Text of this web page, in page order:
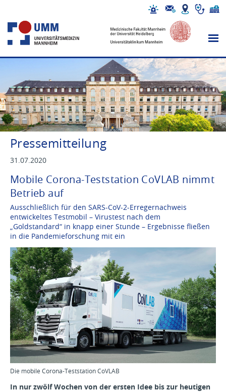
Pressemitteilung
31.07.2020
Mobile Corona-Teststation CoVLAB nimmt
Betrieb auf
Ausschließlich für den SARS-CoV-2-Erregernachweis
entwickeltes Testmobil – Virustest nach dem
„Goldstandard“ in knapp einer Stunde – Ergebnisse fließen
in die Pandemieforschung mit ein
Die mobile Corona-Teststation CoVLAB
In nur zwölf Wochen von der ersten Idee bis zur heutigen